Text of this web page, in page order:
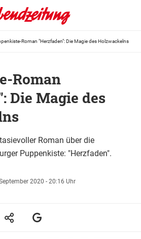
Roman "Herzfaden": Die Magie des Holzwackelns
Roman
Die Magie des
Roman über die
Puppenkiste: "Herzfaden".
2020 - 20:16 Uhr